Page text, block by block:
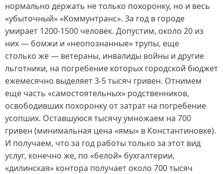
нормально держать не только похоронку, но и весь
«убыточный» «Коммунтранс». За год в городе
умирает 1200‑1500 человек. Допустим, около 20 из
них — бомжи и «неопознанные» трупы, еще
столько же — ветераны, инвалиды войны и другие
льготники, на погребение которых городской бюджет
ежемесячно выделяет 3‑5 тысяч гривен. Отнимем
еще часть «самостоятельных» родственников,
освободивших похоронку от затрат на погребение
усопших. Оставшуюся тысячу умножаем на 700
гривен (минимальная цена «ямы» в Константиновке).
И получаем, что за год работы только за этот вид
услуг, конечно же, по «белой» бухгалтерии,
«дилинская» контора получает около 700 тысяч